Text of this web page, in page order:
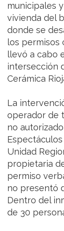
municipales
vivienda del
donde se
los permisos
llevó a cabo
intersección
Cerámica
La
operador de
no
Unidad
propietaria
permiso
no presentó
Dentro del
de 30